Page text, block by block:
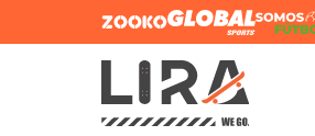
Futbol